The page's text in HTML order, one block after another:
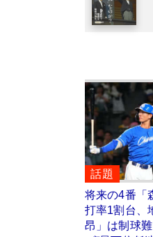
話題
将来の4番「
打率1割台、
昂」は制球